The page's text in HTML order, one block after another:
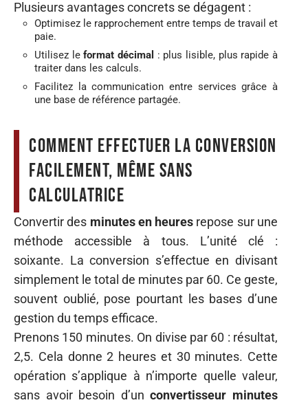
Plusieurs avantages concrets se dégagent :
Optimisez le rapprochement entre temps de travail et
paie.
Utilisez leformat décimal : plus lisible, plus rapide à
traiter dans les calculs.
Facilitez la communication entre services grâce à
une base de référence partagée.
Comment effectuer la conversion
facilement, même sans
calculatrice
Convertir des minutes en heures repose sur une
méthode accessible à tous. L’unité clé :
soixante. La conversion s’effectue en divisant
simplement le total de minutes par 60. Ce geste,
souvent oublié, pose pourtant les bases d’une
gestion du temps efficace.
Prenons 150 minutes. On divise par 60 : résultat,
2,5. Cela donne 2 heures et 30 minutes. Cette
opération s’applique à n’importe quelle valeur,
sans avoir besoin d’unconvertisseur minutes